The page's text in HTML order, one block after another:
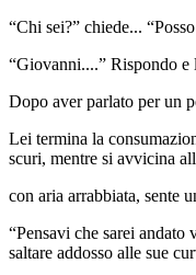
“Chi sei?” chiede...
“Giovanni....” Rispondo
Dopo aver parlato per un
Lei termina la
scuri, mentre si avvicina
con aria arrabbiata, sente
“Pensavi che sarei
saltare addosso alle sue